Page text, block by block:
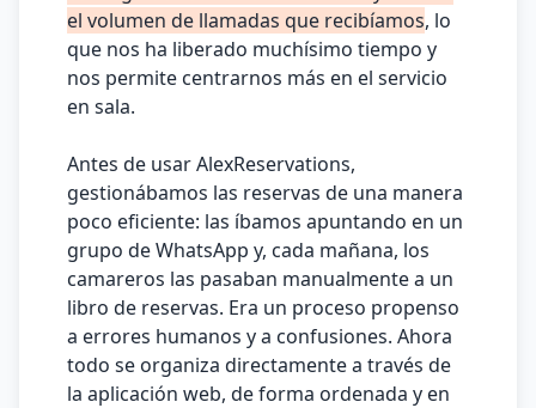
el volumen de llamadas que recibíamos, lo
que nos ha liberado muchísimo tiempo y
nos permite centrarnos más en el servicio
en sala.
Antes de usar AlexReservations,
gestionábamos las reservas de una manera
poco eficiente: las íbamos apuntando en un
grupo de WhatsApp y, cada mañana, los
camareros las pasaban manualmente a un
libro de reservas. Era un proceso propenso
a errores humanos y a confusiones. Ahora
todo se organiza directamente a través de
la aplicación web, de forma ordenada y en